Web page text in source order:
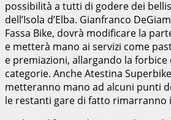
possibilità a tutti di godere dei
dell’Isola d’Elba. Gianfranco
Fassa Bike, dovrà modificare la
e metterà mano ai servizi come
e premiazioni, allargando la
categorie. Anche Atestina Superbike
metteranno mano ad alcuni punti
le restanti gare di fatto rimarranno